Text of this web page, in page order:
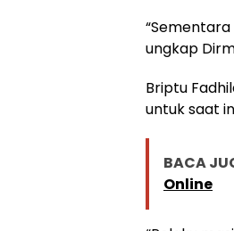
ungkap
Briptu
untuk saat
BACA
Online